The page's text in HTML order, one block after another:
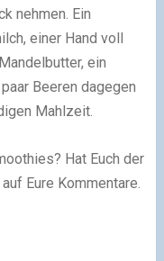
nehmen. Ein
einer Hand voll
ein
Beeren dagegen
Mahlzeit.
Hat Euch der
Eure Kommentare.